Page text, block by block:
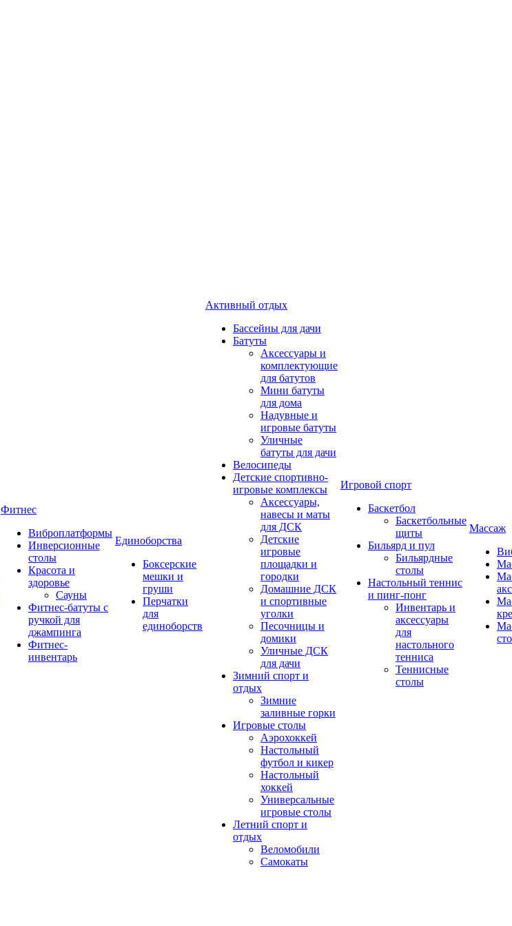
Фитнес
Виброплатформы
Инверсионные
столы
Красота и
здоровье
Сауны
Фитнес-батуты с
ручкой для
джампинга
Фитнес-
инвентарь
Единоборства
Боксерские
мешки и
груши
Перчатки
для
единоборств
Активный отдых
Бассейны для дачи
Батуты
Аксессуары и
комплектующие
для батутов
Мини батуты
для дома
Надувные и
игровые батуты
Уличные
батуты для дачи
Велосипеды
Детские спортивно-
игровые комплексы
Аксессуары,
навесы и маты
для ДСК
Детские
игровые
площадки и
городки
Домашние ДСК
и спортивные
уголки
Песочницы и
домики
Уличные ДСК
для дачи
Зимний спорт и
отдых
Зимние
заливные горки
Игровые столы
Аэрохоккей
Настольный
футбол и кикер
Настольный
хоккей
Универсальные
игровые столы
Летний спорт и
отдых
Веломобили
Самокаты
Игровой спорт
Баскетбол
Баскетбольные
щиты
Бильярд и пул
Бильярдные
столы
Настольный теннис
и пинг-понг
Инвентарь и
аксессуары
для
настольного
тенниса
Теннисные
столы
Массаж